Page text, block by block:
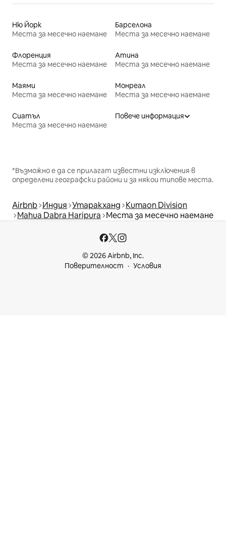
Ню Йорк
Места за месечно наемане
Барселона
Места за месечно наемане
Флоренция
Места за месечно наемане
Атина
Места за месечно наемане
Маями
Места за месечно наемане
Монреал
Места за месечно наемане
Сиатъл
Места за месечно наемане
Повече информация
*Възможно е да се прилагат известни изключения в
определени географски райони и за някои типове места.
Airbnb Индия Утаракханд Kumaon Division
Mahua Dabra Haripura Места за месечно наемане
© 2026 Airbnb, Inc.
Поверителност
Условия